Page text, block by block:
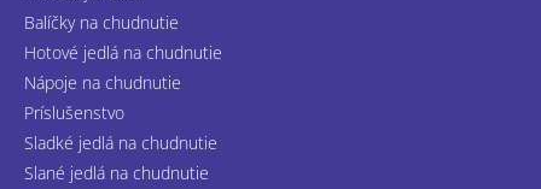
Balíčky na chudnutie
Hotové jedlá na chudnutie
Nápoje na chudnutie
Príslušenstvo
Sladké jedlá na chudnutie
Slané jedlá na chudnutie